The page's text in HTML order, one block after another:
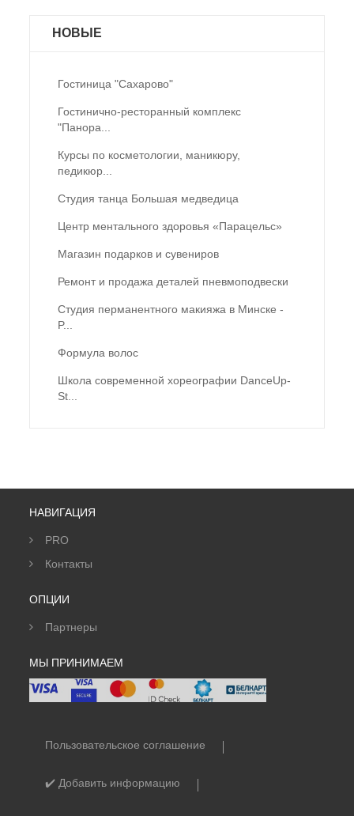
НОВЫЕ
Гостиница "Сахарово"
Гостинично-ресторанный комплекс
"Панора...
Курсы по косметологии, маникюру,
педикюр...
Студия танца Большая медведица
Центр ментального здоровья «Парацельс»
Магазин подарков и сувениров
Ремонт и продажа деталей пневмоподвески
Студия перманентного макияжа в Минске -
P...
Формула волос
Школа современной хореографии DanceUp-
St...
НАВИГАЦИЯ
PRO
Контакты
ОПЦИИ
Партнеры
МЫ ПРИНИМАЕМ
Пользовательское соглашение
✔️ Добавить информацию